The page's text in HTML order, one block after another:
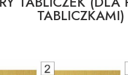
TABLICZKAMI)